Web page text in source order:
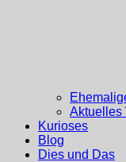
Aktuelles
Kurioses
Blog
Dies und Das